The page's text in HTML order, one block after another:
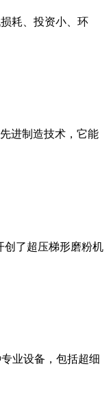
耗、投资小、环
进制造技术，它能
创了超压梯形磨粉机
业设备，包括超细